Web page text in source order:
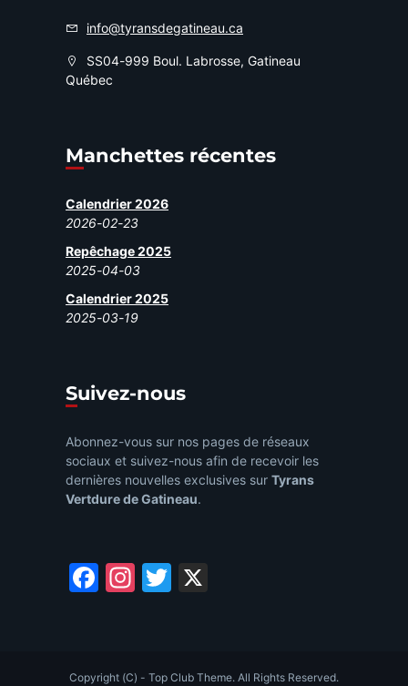
info@tyransdegatineau.ca
SS04-999 Boul. Labrosse, Gatineau
Québec
Manchettes récentes
Calendrier 2026
2026-02-23
Repêchage 2025
2025-04-03
Calendrier 2025
2025-03-19
Suivez-nous
Abonnez-vous sur nos pages de réseaux
sociaux et suivez-nous afin de recevoir les
dernières nouvelles exclusives sur Tyrans
Vertdure de Gatineau.
Facebook
Instagram
Twitter
Copyright (C) - Top Club Theme. All Rights Reserved.